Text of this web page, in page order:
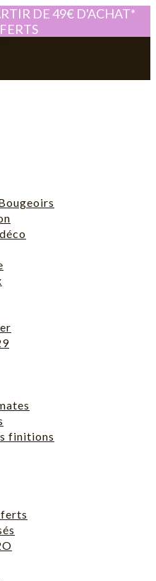
DE 49€ D'ACHAT*
finitions